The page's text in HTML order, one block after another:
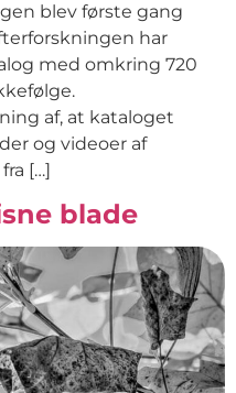
blev første gang
har
med omkring 720
af, at kataloget
og videoer af
[…]
blade